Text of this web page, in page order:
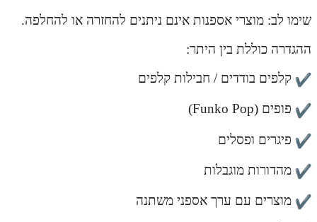
שימו לב: מוצרי אספנות אינם ניתנים להחזרה או להחלפה.
ההגדרה כוללת בין היתר:
קלפים בודדים / חבילות קלפים
פופים (Funko Pop)
פיגרים ופסלים
מהדורות מוגבלות
מוצרים עם ערך אספני משתנה